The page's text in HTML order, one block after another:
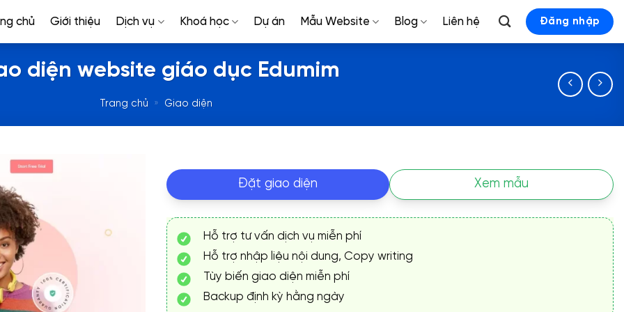
chủ Giới thiệu Dịch vụ Khoá học Dự án Mẫu Website Blog Liên hệ Đăng nhập
diện website giáo dục Edumim
Trang chủ » Giao diện
Đặt giao diện Xem mẫu
Hỗ trợ tư vấn dịch vụ miễn phí
Hỗ trợ nhập liệu nội dung, Copy writing
Tùy biến giao diện miễn phí
Backup định kỳ hằng ngày